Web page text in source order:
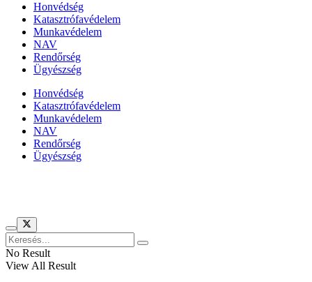
Honvédség
Katasztrófavédelem
Munkavédelem
NAV
Rendőrség
Ügyészség
Honvédség
Katasztrófavédelem
Munkavédelem
NAV
Rendőrség
Ügyészség
No Result
View All Result